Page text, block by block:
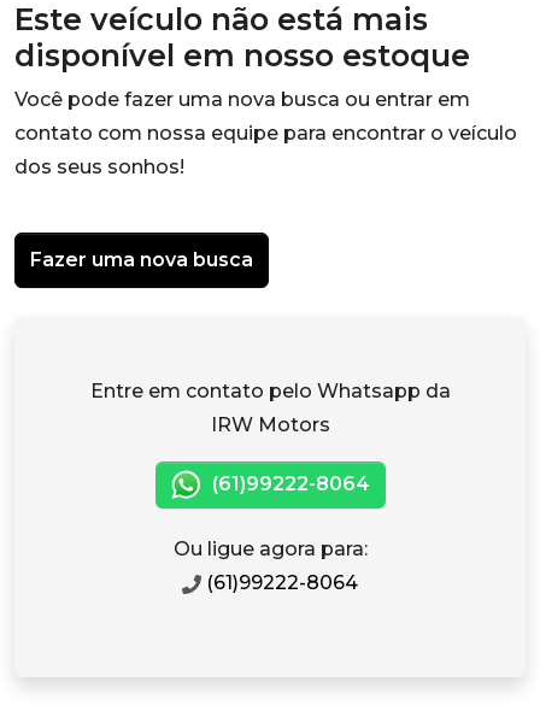
Este veículo não está mais
disponível em nosso estoque
Você pode fazer uma nova busca ou entrar em
contato com nossa equipe para encontrar o veículo
dos seus sonhos!
Fazer uma nova busca
Entre em contato pelo Whatsapp da
IRW Motors
(61)99222-8064
Ou ligue agora para:
(61)99222-8064